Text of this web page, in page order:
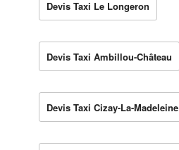
Devis Taxi Le Longeron
Devis Taxi Ambillou-Château
Devis Taxi Cizay-La-Madeleine